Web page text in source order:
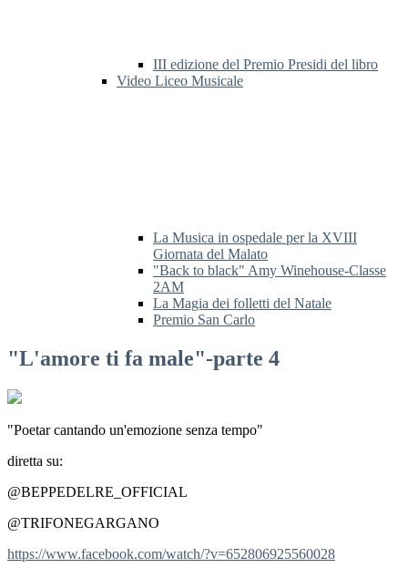
III edizione del Premio Presidi del libro
Video Liceo Musicale
La Musica in ospedale per la XVIII
Giornata del Malato
"Back to black" Amy Winehouse-Classe
2AM
La Magia dei folletti del Natale
Premio San Carlo
"L'amore ti fa male"-parte 4
"Poetar cantando un'emozione senza tempo"
diretta su:
@BEPPEDELRE_OFFICIAL
@TRIFONEGARGANO
https://www.facebook.com/watch/?v=652806925560028